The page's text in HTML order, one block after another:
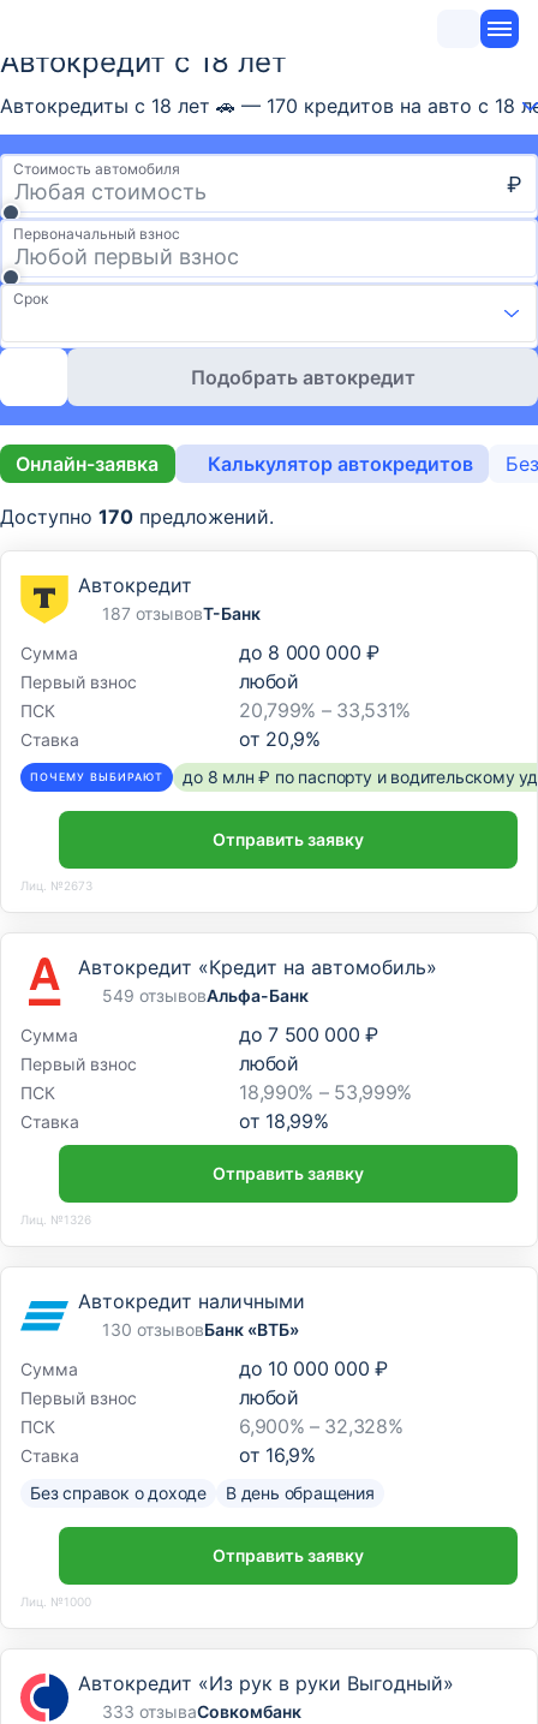
Автокредит с 18 лет
Автокредиты с 18 лет 🚗 — 170 кредитов на авто с 18
Стоимость автомобиля
₽
Первоначальный взнос
Срок
Подобрать автокредит
Онлайн-заявка Калькулятор автокредитов
Доступно 170 предложений.
Автокредит
187 отзывовТ-Банк
Сумма
до 8 000 000 ₽
Первый взнос любой
ПСК 20,799% – 33,531%
Ставка от 20,9%
ПОЧЕМУ ВЫБИРАЮТ до 8 млн ₽ по паспорту и водительскому
Отправить заявку
Лиц. №2673
Автокредит «Кредит на автомобиль»
549 отзывовАльфа-Банк
Сумма
до 7 500 000 ₽
Первый взнос любой
ПСК 18,990% – 53,999%
Ставка от 18,99%
Отправить заявку
Лиц. №1326
Автокредит наличными
130 отзывовБанк «ВТБ»
Сумма
до 10 000 000 ₽
Первый взнос любой
ПСК 6,900% – 32,328%
Ставка от 16,9%
Без справок о доходе В день обращения
Отправить заявку
Лиц. №1000
Автокредит «Из рук в руки Выгодный»
333 отзываСовкомбанк